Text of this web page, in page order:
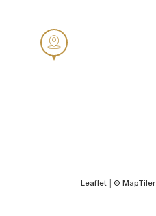
Leaflet| © MapTiler